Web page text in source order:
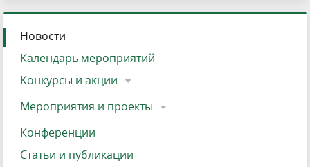
Новости
Календарь мероприятий
Конкурсы и акции
Мероприятия и проекты
Конференции
Статьи и публикации